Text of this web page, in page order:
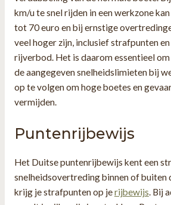
km/u te snel rijden in een werkzone
tot 70 euro en bij ernstige
veel hoger zijn, inclusief strafpunten
rijverbod. Het is daarom essentieel
de aangegeven snelheidslimieten bij
op te volgen om hoge boetes en
vermijden.
Puntenrijbewijs
Het Duitse puntenrijbewijs kent een
snelheidsovertreding binnen of buiten
krijg je strafpunten op jerijbewijs. Bij